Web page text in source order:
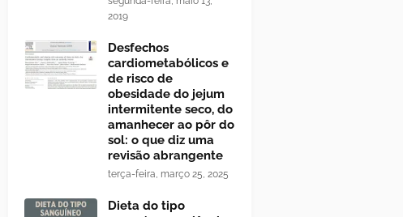
2019
Desfechos
cardiometabólicos e
de risco de
obesidade do jejum
intermitente seco, do
amanhecer ao pôr do
sol: o que diz uma
revisão abrangente
terça-feira, março 25, 2025
Dieta do tipo